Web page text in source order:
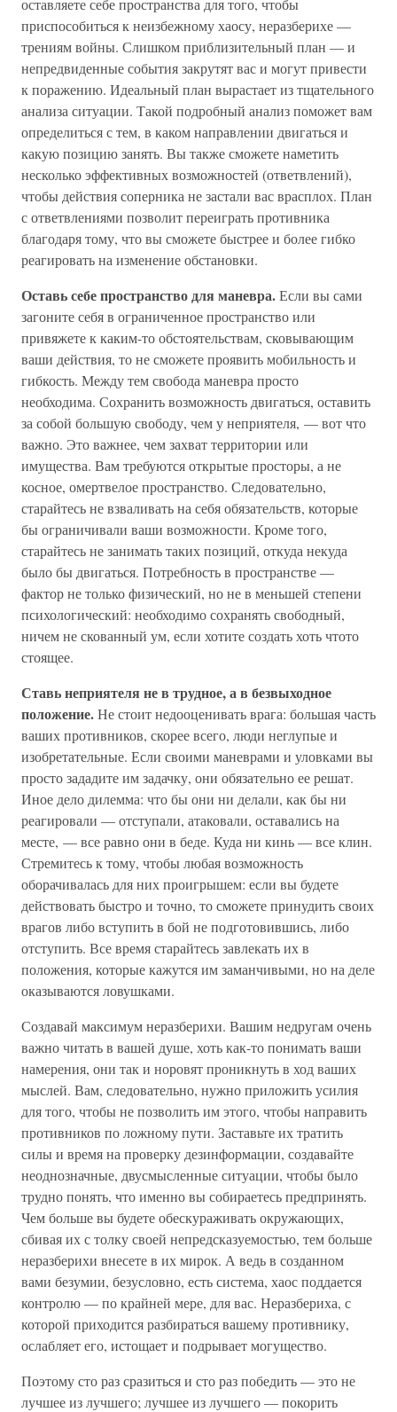
оставляете себе пространства для того, чтобы
приспособиться к неизбежному хаосу, неразберихе —
трениям войны. Слишком приблизительный план — и
непредвиденные события закрутят вас и могут привести
к поражению. Идеальный план вырастает из тщательного
анализа ситуации. Такой подробный анализ поможет вам
определиться с тем, в каком направлении двигаться и
какую позицию занять. Вы также сможете наметить
несколько эффективных возможностей (ответвлений),
чтобы действия соперника не застали вас врасплох. План
с ответвлениями позволит переиграть противника
благодаря тому, что вы сможете быстрее и более гибко
реагировать на изменение обстановки.
Оставь себе пространство для маневра.Если вы сами
загоните себя в ограниченное пространство или
привяжете к каким-то обстоятельствам, сковывающим
ваши действия, то не сможете проявить мобильность и
гибкость. Между тем свобода маневра просто
необходима. Сохранить возможность двигаться, оставить
за собой большую свободу, чем у неприятеля, — вот что
важно. Это важнее, чем захват территории или
имущества. Вам требуются открытые просторы, а не
косное, омертвелое пространство. Следовательно,
старайтесь не взваливать на себя обязательств, которые
бы ограничивали ваши возможности. Кроме того,
старайтесь не занимать таких позиций, откуда некуда
было бы двигаться. Потребность в пространстве —
фактор не только физический, но не в меньшей степени
психологический: необходимо сохранять свободный,
ничем не скованный ум, если хотите создать хоть чтото
стоящее.
Ставь неприятеля не в трудное, а в безвыходное
положение.Не стоит недооценивать врага: большая часть
ваших противников, скорее всего, люди неглупые и
изобретательные. Если своими маневрами и уловками вы
просто зададите им задачку, они обязательно ее решат.
Иное дело дилемма: что бы они ни делали, как бы ни
реагировали — отступали, атаковали, оставались на
месте, — все равно они в беде. Куда ни кинь — все клин.
Стремитесь к тому, чтобы любая возможность
оборачивалась для них проигрышем: если вы будете
действовать быстро и точно, то сможете принудить своих
врагов либо вступить в бой не подготовившись, либо
отступить. Все время старайтесь завлекать их в
положения, которые кажутся им заманчивыми, но на деле
оказываются ловушками.
Создавай максимум неразберихи. Вашим недругам очень
важно читать в вашей душе, хоть как-то понимать ваши
намерения, они так и норовят проникнуть в ход ваших
мыслей. Вам, следовательно, нужно приложить усилия
для того, чтобы не позволить им этого, чтобы направить
противников по ложному пути. Заставьте их тратить
силы и время на проверку дезинформации, создавайте
неоднозначные, двусмысленные ситуации, чтобы было
трудно понять, что именно вы собираетесь предпринять.
Чем больше вы будете обескураживать окружающих,
сбивая их с толку своей непредсказуемостью, тем больше
неразберихи внесете в их мирок. А ведь в созданном
вами безумии, безусловно, есть система, хаос поддается
контролю — по крайней мере, для вас. Неразбериха, с
которой приходится разбираться вашему противнику,
ослабляет его, истощает и подрывает могущество.
Поэтому сто раз сразиться и сто раз победить — это не
лучшее из лучшего; лучшее из лучшего — покорить